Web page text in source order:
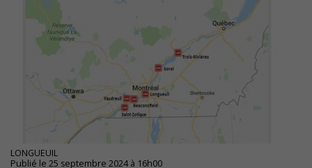
LONGUEUIL
Publié le 25 septembre 2024 à 16h00